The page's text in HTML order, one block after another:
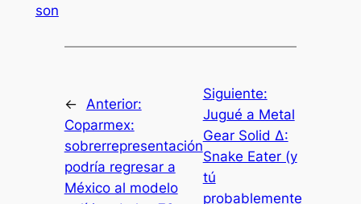
son
← Anterior:
Coparmex:
sobrerrepresentación
podría regresar a
México al modelo
Siguiente:
Jugué a Metal
Gear Solid Δ:
Snake Eater (y
tú
probablemente